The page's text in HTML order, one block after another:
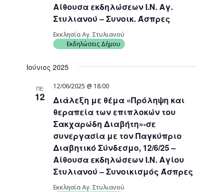
Αίθουσα εκδηλώσεων Ι.Ν. Αγ.
Στυλιανού – Συνοικ. Άσπρες
Εκκλησία Αγ. Στυλιανού
Εκδηλώσεις Δήμου
Ιούνιος 2025
ΠΕ
12
Διάλεξη με θέμα «Πρόληψη και
θεραπεία των επιπλοκών του
Σακχαρώδη Διαβήτη»-σε
συνεργασία με τον Παγκύπριο
Διαβητικό Σύνδεσμο, 12/6/25 –
Αίθουσα εκδηλώσεων Ι.Ν. Αγίου
Στυλιανού – Συνοικισμός Άσπρες
12/06/2025 @ 18:00
Εκκλησία Αγ. Στυλιανού